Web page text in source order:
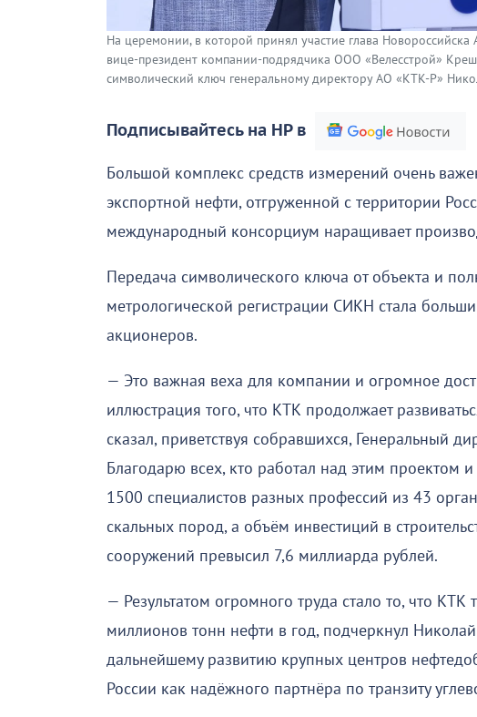
На церемонии, в которой принял участие глава
вице-президент компании-подрядчика ООО «Велесстрой»
символический ключ генеральному директору АО «КТК-Р»
Подписывайтесь на НР в
Большой комплекс средств измерений очень
экспортной нефти, отгруженной с территории
международный консорциум наращивает
Передача символического ключа от объекта и
метрологической регистрации СИКН стала
акционеров.
— Это важная веха для компании и огромное
иллюстрация того, что КТК продолжает
сказал, приветствуя собравшихся, Генеральный
Благодарю всех, кто работал над этим проектом
1500 специалистов разных профессий из 43
скальных пород, а объём инвестиций в
сооружений превысил 7,6 миллиарда рублей.
— Результатом огромного труда стало то, что КТК
миллионов тонн нефти в год, подчеркнул
дальнейшему развитию крупных центров
России как надёжного партнёра по транзиту